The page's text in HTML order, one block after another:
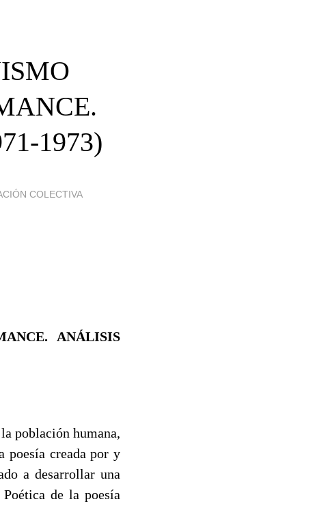
1973)
COLECTIVA
ANÁLISIS
población humana,
poesía creada por y
a desarrollar una
de la poesía